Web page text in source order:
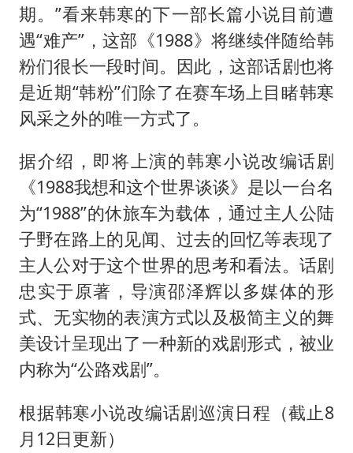
期。”看来韩寒的下一部长篇小说目前遭
遇“难产”，这部《1988》将继续伴随给韩
粉们很长一段时间。因此，这部话剧也将
是近期“韩粉”们除了在赛车场上目睹韩寒
风采之外的唯一方式了。
据介绍，即将上演的韩寒小说改编话剧
《1988我想和这个世界谈谈》是以一台名
为“1988”的休旅车为载体，通过主人公陆
子野在路上的见闻、过去的回忆等表现了
主人公对于这个世界的思考和看法。话剧
忠实于原著，导演邵泽辉以多媒体的形
式、无实物的表演方式以及极简主义的舞
美设计呈现出了一种新的戏剧形式，被业
内称为“公路戏剧”。
根据韩寒小说改编话剧巡演日程（截止8
月12日更新）